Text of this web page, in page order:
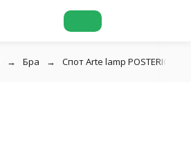
Бра Спот Arte lamp POSTERIOR